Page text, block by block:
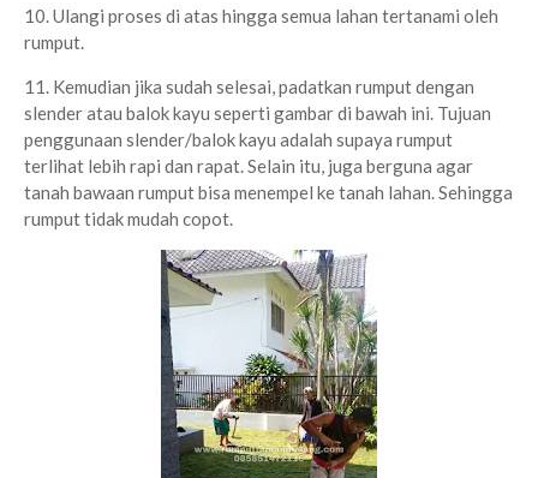
10. Ulangi proses di atas hingga semua lahan tertanami oleh
rumput.
11. Kemudian jika sudah selesai, padatkan rumput dengan
slender atau balok kayu seperti gambar di bawah ini. Tujuan
penggunaan slender/balok kayu adalah supaya rumput
terlihat lebih rapi dan rapat. Selain itu, juga berguna agar
tanah bawaan rumput bisa menempel ke tanah lahan. Sehingga
rumput tidak mudah copot.